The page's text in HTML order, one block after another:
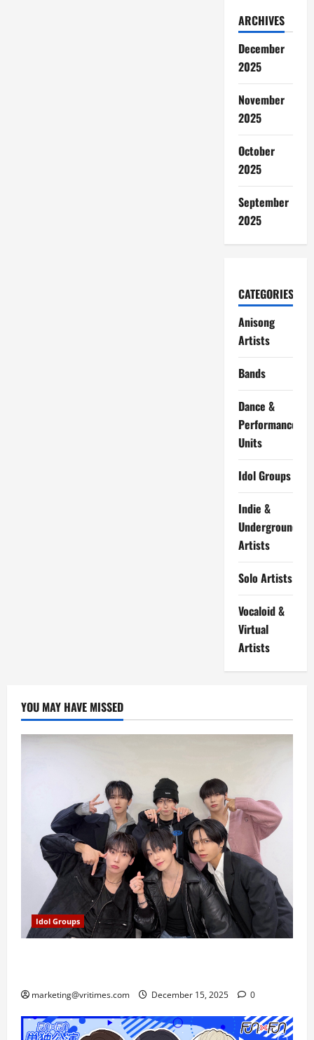
ARCHIVES
December
2025
November
2025
October
2025
September
2025
CATEGORIES
Anisong
Artists
Bands
Dance &
Performance
Units
Idol Groups
Indie &
Underground
Artists
Solo Artists
Vocaloid &
Virtual
Artists
YOU MAY HAVE MISSED
Idol Groups
marketing@vritimes.com December 15, 2025 0